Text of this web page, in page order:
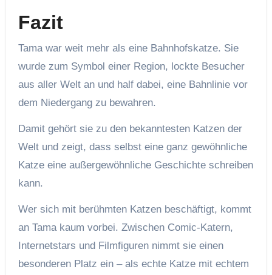
Fazit
Tama war weit mehr als eine Bahnhofskatze. Sie
wurde zum Symbol einer Region, lockte Besucher
aus aller Welt an und half dabei, eine Bahnlinie vor
dem Niedergang zu bewahren.
Damit gehört sie zu den bekanntesten Katzen der
Welt und zeigt, dass selbst eine ganz gewöhnliche
Katze eine außergewöhnliche Geschichte schreiben
kann.
Wer sich mit berühmten Katzen beschäftigt, kommt
an Tama kaum vorbei. Zwischen Comic-Katern,
Internetstars und Filmfiguren nimmt sie einen
besonderen Platz ein – als echte Katze mit echtem